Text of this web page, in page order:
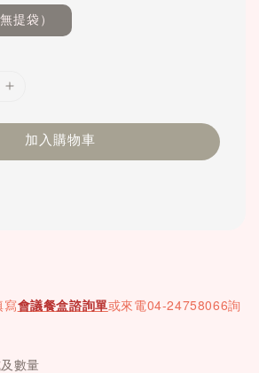
提袋）
加入購物車
寫會議餐盒諮詢單或來電04-24758066詢
數量